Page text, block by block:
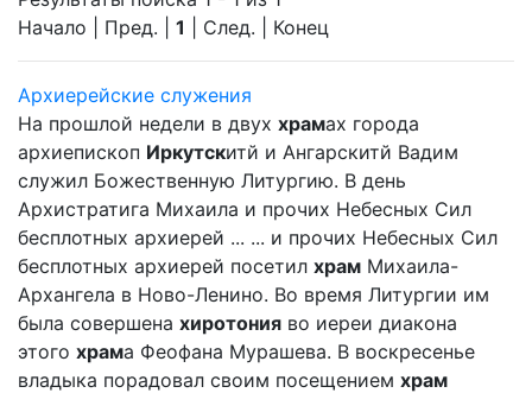
Начало | Пред. | 1 | След. | Конец
Архиерейские служения
На прошлой недели в двух храмах города
архиепископ Иркутскитй и Ангарскитй Вадим
служил Божественную Литургию. В день
Архистратига Михаила и прочих Небесных Сил
бесплотных архиерей ... ... и прочих Небесных Сил
бесплотных архиерей посетил храм Михаила-
Архангела в Ново-Ленино. Во время Литургии им
была совершена хиротония во иереи диакона
этого храма Феофана Мурашева. В воскресенье
владыка порадовал своим посещением храм